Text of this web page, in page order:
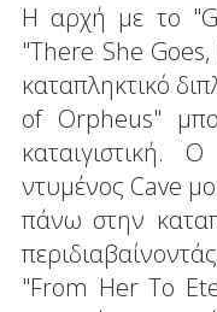
Η αρχή με το
"There She
καταπληκτικό
of Orpheus"
καταιγιστική.
ντυμένος Cave
πάνω στην
"From Her To